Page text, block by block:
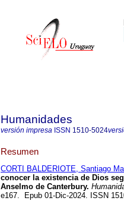
Humanidades
versión impresa ISSN 1510-5024
Resumen
CORTI BALDERIOTE, Santiago
conocer la existencia de Dios
Anselmo de Canterbury.
e167. Epub 01-Dic-2024. ISSN